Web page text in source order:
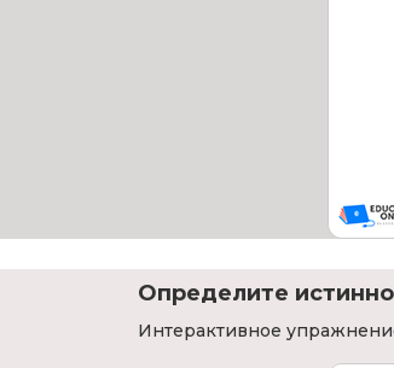
Определите
Интерактивное